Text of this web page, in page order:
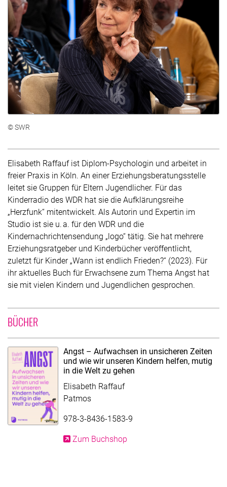
Elisabeth Raffauf ist Diplom-Psychologin und arbeitet in
freier Praxis in Köln. An einer Erziehungsberatungsstelle
leitet sie Gruppen für Eltern Jugendlicher. Für das
Kinderradio des WDR hat sie die Aufklärungsreihe
„Herzfunk“ mitentwickelt. Als Autorin und Expertin im
Studio ist sie u. a. für den WDR und die
Kindernachrichtensendung „logo“ tätig. Sie hat mehrere
Erziehungsratgeber und Kinderbücher veröffentlicht,
zuletzt für Kinder „Wann ist endlich Frieden?“ (2023). Für
ihr aktuelles Buch für Erwachsene zum Thema Angst hat
sie mit vielen Kindern und Jugendlichen gesprochen.
© SWR
BÜCHER
Angst – Aufwachsen in unsicheren Zeiten
und wie wir unseren Kindern helfen, mutig
in die Welt zu gehen
Elisabeth Raffauf
Patmos
978-3-8436-1583-9
Zum Buchshop